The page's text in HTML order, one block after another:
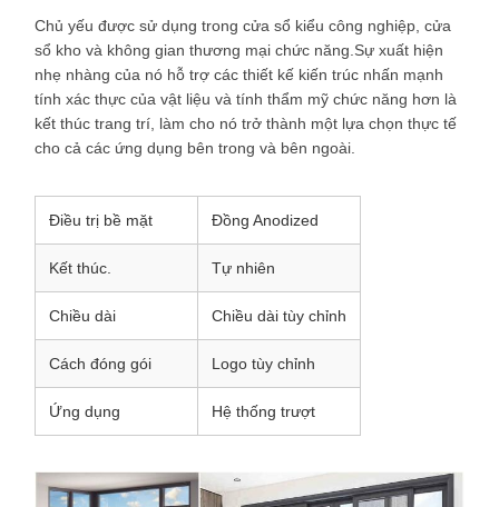
Chủ yếu được sử dụng trong cửa sổ kiểu công nghiệp, cửa
sổ kho và không gian thương mại chức năng.Sự xuất hiện
nhẹ nhàng của nó hỗ trợ các thiết kế kiến trúc nhấn mạnh
tính xác thực của vật liệu và tính thẩm mỹ chức năng hơn là
kết thúc trang trí, làm cho nó trở thành một lựa chọn thực tế
cho cả các ứng dụng bên trong và bên ngoài.
Điều trị bề mặt Đồng Anodized
Kết thúc. Tự nhiên
Chiều dài Chiều dài tùy chỉnh
Cách đóng gói Logo tùy chỉnh
Ứng dụng Hệ thống trượt